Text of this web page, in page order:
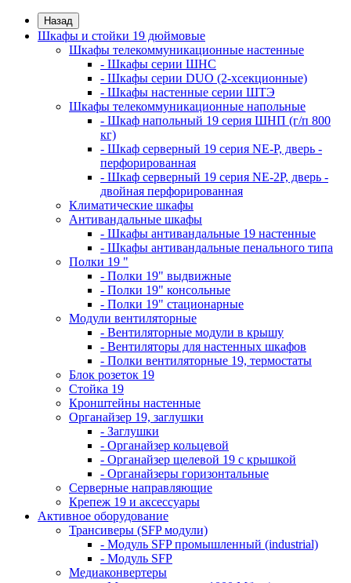
Назад
Шкафы и стойки 19 дюймовые
Шкафы телекоммуникационные настенные
- Шкафы серии ШНС
- Шкафы серии DUO (2-хсекционные)
- Шкафы настенные серии ШТЭ
Шкафы телекоммуникационные напольные
- Шкаф напольный 19 серия ШНП (г/п 800
кг)
- Шкаф серверный 19 серия NE-P, дверь -
перфорированная
- Шкаф серверный 19 серия NE-2P, дверь -
двойная перфорированная
Климатические шкафы
Антивандальные шкафы
- Шкафы антивандальные 19 настенные
- Шкафы антивандальные пенального типа
Полки 19 "
- Полки 19" выдвижные
- Полки 19" консольные
- Полки 19" стационарные
Модули вентиляторные
- Вентиляторные модули в крышу
- Вентиляторы для настенных шкафов
- Полки вентиляторные 19, термостаты
Блок розеток 19
Стойка 19
Кронштейны настенные
Органайзер 19, заглушки
- Заглушки
- Органайзер кольцевой
- Органайзер щелевой 19 с крышкой
- Органайзеры горизонтальные
Серверные направляющие
Крепеж 19 и аксессуары
Активное оборудование
Трансиверы (SFP модули)
- Модуль SFP промышленный (industrial)
- Модуль SFP
Медиаконвертеры